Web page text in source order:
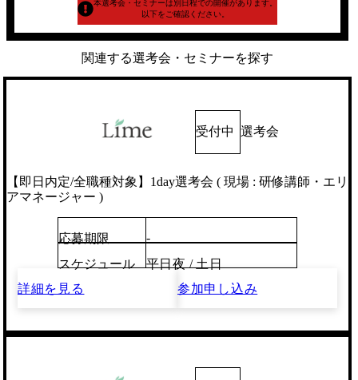
本選考会・セミナーは別日程での開催があります。
以下をご確認ください。
関連する選考会・セミナーを探す
受付中 選考会
【即日内定/全職種対象】1day選考会 ( 現場 : 研修講師・エリ
アマネージャー )
応募期限
-
スケジュール
平日夜 / 土日
詳細を見る
参加申し込み